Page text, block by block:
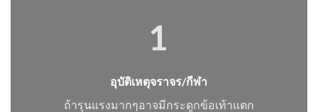
1
อุบัติเหตุจราจร/กีฬา
ถ้ารุนแรงมากๆอาจมีกระดูกข้อเท้าแตก